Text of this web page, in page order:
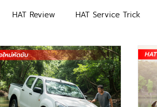
HAT Review HAT Service Trick